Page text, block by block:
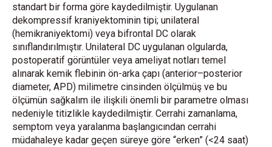
standart bir forma göre kaydedilmiştir. Uygulanan
dekompressif kraniyektominin tipi; unilateral
(hemikraniyektomi) veya bifrontal DC olarak
sınıflandırılmıştır. Unilateral DC uygulanan olgularda,
postoperatif görüntüler veya ameliyat notları temel
alınarak kemik flebinin ön-arka çapı (anterior–posterior
diameter, APD) milimetre cinsinden ölçülmüş ve bu
ölçümün sağkalım ile ilişkili önemli bir parametre olması
nedeniyle titizlikle kaydedilmiştir. Cerrahi zamanlama,
semptom veya yaralanma başlangıcından cerrahi
müdahaleye kadar geçen süreye göre “erken” (<24 saat)